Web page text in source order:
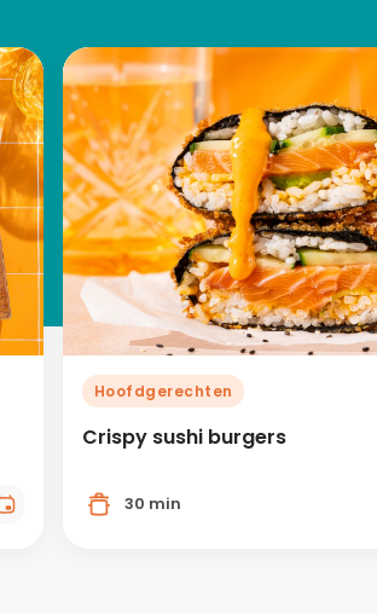
Hoofdgerechten
Crispy sushi burgers
30 min